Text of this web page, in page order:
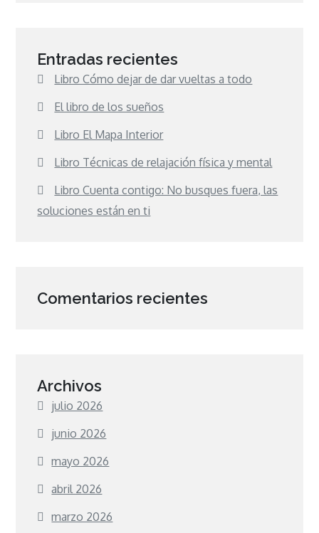
Entradas recientes
Libro Cómo dejar de dar vueltas a todo
El libro de los sueños
Libro El Mapa Interior
Libro Técnicas de relajación física y mental
Libro Cuenta contigo: No busques fuera, las
soluciones están en ti
Comentarios recientes
Archivos
julio 2026
junio 2026
mayo 2026
abril 2026
marzo 2026